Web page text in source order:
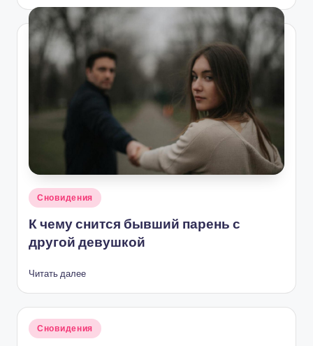
Опубликовано
Сновидения
К чему снится бывший парень с
другой девушкой
Читать далее
Опубликовано
Сновидения